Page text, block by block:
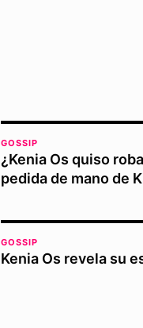
GOSSIP
¿Kenia Os quiso
pedida de mano de
GOSSIP
Kenia Os revela su